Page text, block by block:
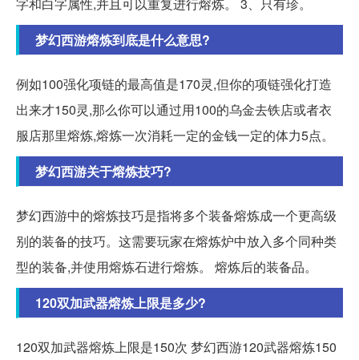
字和白字属性,并且可以重复进行熔炼。 3、只有珍。
梦幻西游熔炼到底是什么意思?
例如100强化项链的最高值是170灵,但你的项链强化打造
出来才150灵,那么你可以通过用100的乌金去铁店或者衣
服店那里熔炼,熔炼一次消耗一定的金钱一定的体力5点。
梦幻西游关于熔炼技巧?
梦幻西游中的熔炼技巧是指将多个装备熔炼成一个更高级
别的装备的技巧。这需要玩家在熔炼炉中放入多个同种类
型的装备,并使用熔炼石进行熔炼。 熔炼后的装备品。
120双加武器熔炼上限是多少?
120双加武器熔炼上限是150次 梦幻西游120武器熔炼150